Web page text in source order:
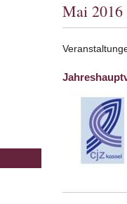
Mai 2016